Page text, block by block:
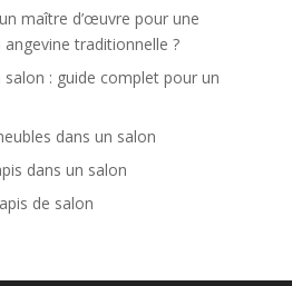
maître d’œuvre pour une
traditionnelle ?
: guide complet pour un
dans un salon
dans un salon
de salon